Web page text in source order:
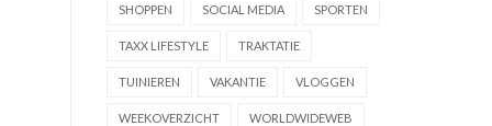
SHOPPEN SOCIAL MEDIA SPORTEN
TAXX LIFESTYLE TRAKTATIE
TUINIEREN VAKANTIE VLOGGEN
WEEKOVERZICHT WORLDWIDEWEB